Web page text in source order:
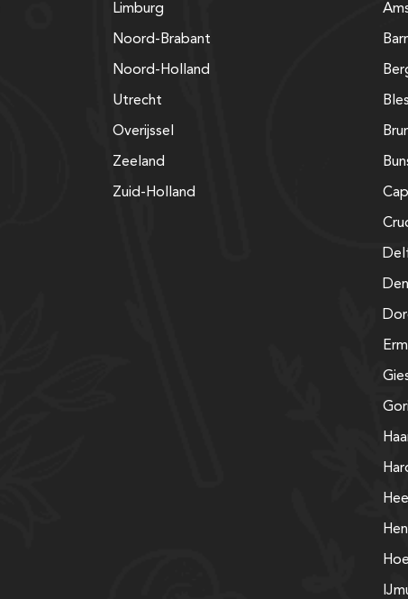
Limburg
Noord-Brabant
Noord-Holland
Utrecht
Overijssel
Zeeland
Zuid-Holland